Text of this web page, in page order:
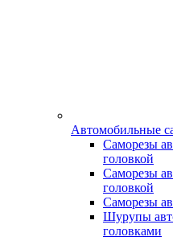
Автомобильные
Саморезы
головкой
Саморезы
головкой
Саморезы
Шурупы
головками